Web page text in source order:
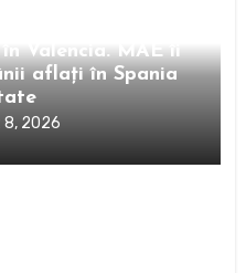
Valencia. MAE îi
aflați în Spania
8, 2026